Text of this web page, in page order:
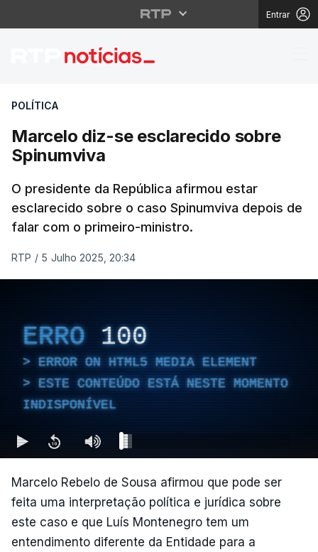
Entrar
Marcelo diz-se
POLÍTICA
Marcelo diz-se esclarecido sobre
Spinumviva
O presidente da República afirmou estar
esclarecido sobre o caso Spinumviva depois de
falar com o primeiro-ministro.
RTP / 5 Julho 2025, 20:34
ERRO 100
ERROR ON HTML5 MEDIA ELEMENT
ESTE CONTEÚDO ESTÁ NESTE MOMENTO
INDISPONÍVEL
Marcelo Rebelo de Sousa afirmou que pode ser
feita uma interpretação política e jurídica sobre
este caso e que Luís Montenegro tem um
entendimento diferente da Entidade para a